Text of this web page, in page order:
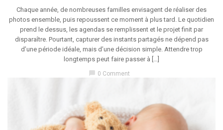
Chaque année, de nombreuses familles envisagent de réaliser des
photos ensemble, puis repoussent ce moment à plus tard. Le quotidien
prend le dessus, les agendas se remplissent et le projet finit par
disparaître. Pourtant, capturer des instants partagés ne dépend pas
d’une période idéale, mais d’une décision simple. Attendre trop
longtemps peut faire passer à […]
chat_bubble 0 Comment